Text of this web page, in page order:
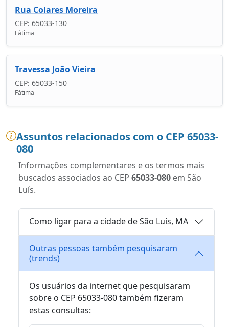
Rua Colares Moreira
CEP: 65033-130
Fátima
Travessa João Vieira
CEP: 65033-150
Fátima
Assuntos relacionados com o CEP 65033-
080
Informações complementares e os termos mais
buscados associados ao CEP 65033-080 em São
Luís.
Como ligar para a cidade de São Luís, MA
Outras pessoas também pesquisaram
(trends)
Os usuários da internet que pesquisaram
sobre o CEP 65033-080 também fizeram
estas consultas: